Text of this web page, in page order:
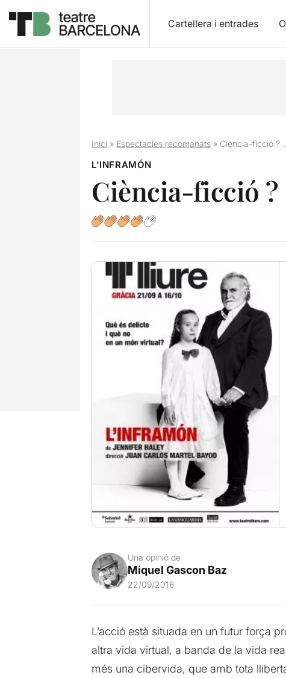
Cartellera i entrades
Inici» Espectacles recomanats» Ciència-ficció ?
L'INFRAMÓN
Ciència-ficció ?
Una opinió de
Miquel Gascon Baz
22/09/2016
L’acció està situada en un futur força
altra vida virtual, a banda de la vida
més una cibervida, que amb tota